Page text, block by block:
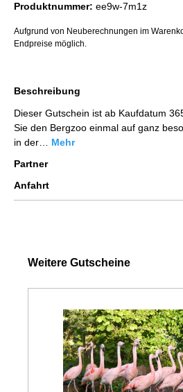
Produktnummer: ee9w-7m1z
Aufgrund von Neuberechnungen im
Endpreise möglich.
Beschreibung
Dieser Gutschein ist ab Kaufdatum
Sie den Bergzoo einmal auf ganz
in der… Mehr
Partner
Anfahrt
Weitere Gutscheine